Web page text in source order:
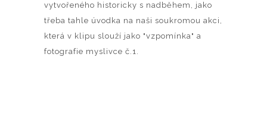
vytvořeného historicky s nadběhem, jako
třeba tahle úvodka na naši soukromou akci,
která v klipu slouží jako "vzpomínka" a
fotografie myslivce č.1.